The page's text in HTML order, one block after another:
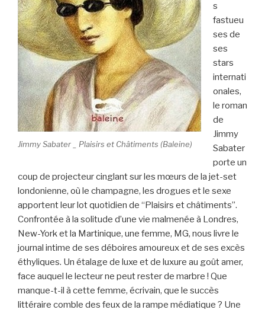
Jimmy Sabater _ Plaisirs et Châtiments (Baleine)
s
fastueu
ses de
ses
stars
internati
onales,
le roman
de
Jimmy
Sabater
porte un
coup de projecteur cinglant sur les mœurs de la jet-set
londonienne, où le champagne, les drogues et le sexe
apportent leur lot quotidien de “Plaisirs et châtiments”.
Confrontée à la solitude d’une vie malmenée à Londres,
New-York et la Martinique, une femme, MG, nous livre le
journal intime de ses déboires amoureux et de ses excès
éthyliques. Un étalage de luxe et de luxure au goût amer,
face auquel le lecteur ne peut rester de marbre ! Que
manque-t-il à cette femme, écrivain, que le succès
littéraire comble des feux de la rampe médiatique ? Une